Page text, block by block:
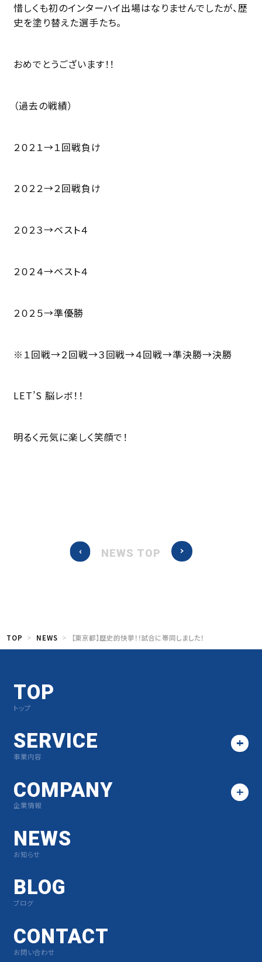
惜しくも初のインターハイ出場はなりませんでしたが、歴
史を塗り替えた選手たち。
おめでとうございます！！
（過去の戦績）
２０２１→１回戦負け
２０２２→２回戦負け
２０２３→ベスト４
２０２４→ベスト４
２０２５→準優勝
※１回戦→２回戦→３回戦→４回戦→準決勝→決勝
LET’S 脳レボ！！
明るく元気に楽しく笑顔で！
NEWS TOP
TOP NEWS 【東京都】歴史的快挙！！試合に帯同しました！
TOP
トップ
SERVICE
事業内容
COMPANY
企業情報
NEWS
お知らせ
BLOG
ブログ
CONTACT
お問い合わせ